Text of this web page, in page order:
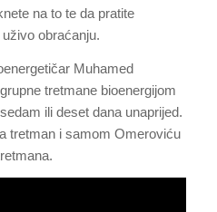
na to te da pratite
obraćanju.
Muhamed
tretmane bioenergijom
ili deset dana unaprijed.
tretman i samom Omeroviću